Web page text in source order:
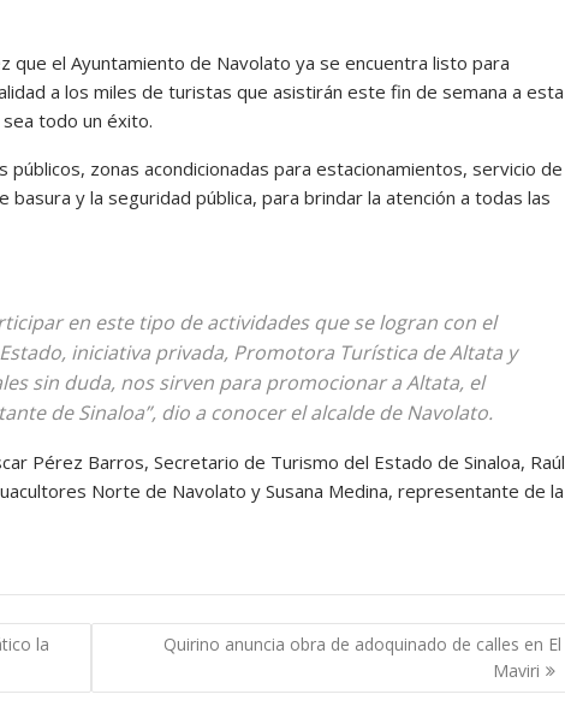
que el Ayuntamiento de Navolato ya se encuentra listo para
a los miles de turistas que asistirán este fin de semana a esta
todo un éxito.
zonas acondicionadas para estacionamientos, servicio de
y la seguridad pública, para brindar la atención a todas las
en este tipo de actividades que se logran con el
iniciativa privada, Promotora Turística de Altata y
sin duda, nos sirven para promocionar a Altata, el
de Sinaloa”, dio a conocer el alcalde de Navolato.
Pérez Barros, Secretario de Turismo del Estado de Sinaloa, Raúl
Norte de Navolato y Susana Medina, representante de la
la
Quirino anuncia obra de adoquinado de calles en El
Maviri